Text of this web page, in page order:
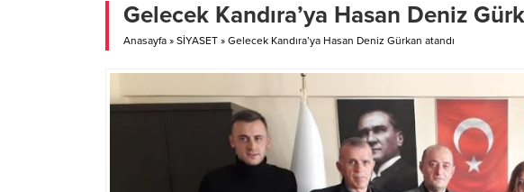
Gelecek Kandıra’ya Hasan Deniz
Anasayfa » SİYASET » Gelecek Kandıra’ya Hasan Deniz Gürkan atandı